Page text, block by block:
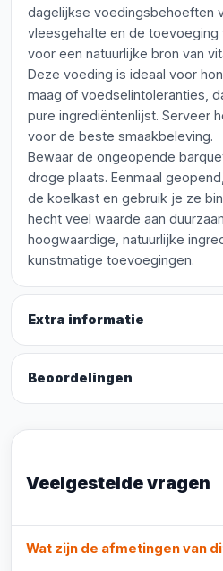
dagelijkse voedingsbehoeften
vleesgehalte en de toevoeging
voor een natuurlijke bron van
Deze voeding is ideaal voor
maag of voedselintoleranties,
pure ingrediëntenlijst. Serveer
voor de beste smaakbeleving.
Bewaar de ongeopende
droge plaats. Eenmaal
de koelkast en gebruik je ze
hecht veel waarde aan
hoogwaardige, natuurlijke
kunstmatige toevoegingen.
Extra informatie
Beoordelingen
Veelgestelde vragen
Wat zijn de afmetingen van